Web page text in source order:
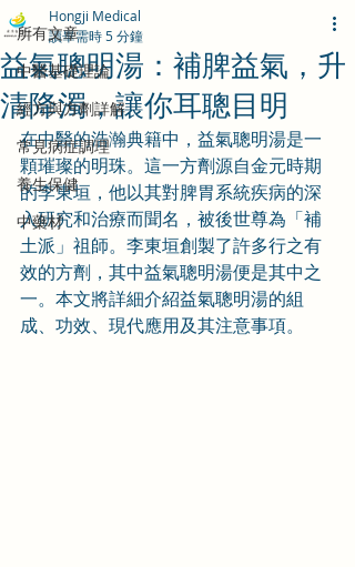
所有文章
中醫基礎理論
經方與方劑詳解
常見病症調理
養生保健
中藥材
益氣聰明湯：補脾益氣，升
清降濁，讓你耳聰目明
Hongji Medical
讀畢需時 5 分鐘
在中醫的浩瀚典籍中，益氣聰明湯是一
顆璀璨的明珠。這一方劑源自金元時期
的李東垣，他以其對脾胃系統疾病的深
入研究和治療而聞名，被後世尊為「補
土派」祖師。李東垣創製了許多行之有
效的方劑，其中益氣聰明湯便是其中之
一。本文將詳細介紹益氣聰明湯的組
成、功效、現代應用及其注意事項。